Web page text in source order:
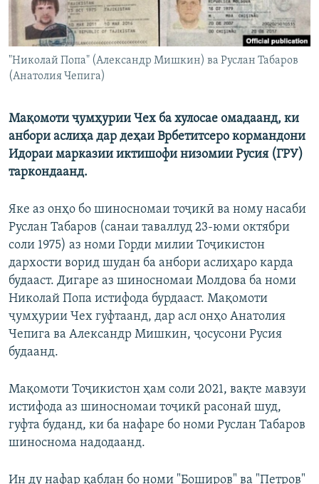
"Николай Попа" (Александр Мишкин) ва Руслан Табаров
(Анатолия Чепига)
Мақомоти ҷумҳурии Чех ба хулосае омадаанд, ки
анбори аслиҳа дар деҳаи Врбетитсеро кормандони
Идораи марказии иктишофи низомии Русия (ГРУ)
таркондаанд.
Яке аз онҳо бо шиносномаи тоҷикӣ ва ному насаби
Руслан Табаров (санаи таваллуд 23-юми октябри
соли 1975) аз номи Горди милии Тоҷикистон
дархости ворид шудан ба анбори аслиҳаро карда
будааст. Дигаре аз шиносномаи Молдова ба номи
Николай Попа истифода бурдааст. Мақомоти
ҷумҳурии Чех гуфтаанд, дар асл онҳо Анатолия
Чепига ва Александр Мишкин, ҷосусони Русия
будаанд.
Мақомоти Тоҷикистон ҳам соли 2021, вақте мавзуи
истифода аз шиносномаи тоҷикӣ расонаӣ шуд,
гуфта буданд, ки ба нафаре бо номи Руслан Табаров
шиноснома надодаанд.
Ин ду нафар қаблан бо номи "Боширов" ва "Петров"